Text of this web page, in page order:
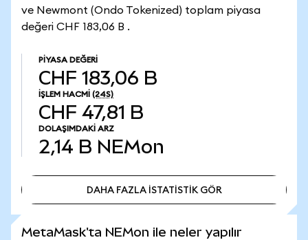
ve Newmont (Ondo Tokenized) toplam piyasa
değeri CHF 183,06 B .
PIYASA DEĞERI
CHF 183,06 B
İŞLEM HACMI (24S)
CHF 47,81 B
DOLAŞIMDAKI ARZ
2,14 B NEMon
DAHA FAZLA İSTATİSTİK GÖR
MetaMask'ta NEMon ile neler yapılır